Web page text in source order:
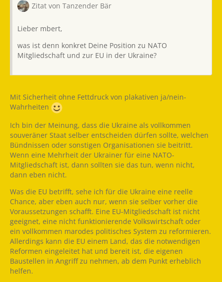
Zitat von Tanzender Bär
Lieber mbert,
was ist denn konkret Deine Position zu NATO
Mitgliedschaft und zur EU in der Ukraine?
Mit Sicherheit ohne Fettdruck von plakativen ja/nein-
Wahrheiten
Ich bin der Meinung, dass die Ukraine als vollkommen
souveräner Staat selber entscheiden dürfen sollte, welchen
Bündnissen oder sonstigen Organisationen sie beitritt.
Wenn eine Mehrheit der Ukrainer für eine NATO-
Mitgliedschaft ist, dann sollten sie das tun, wenn nicht,
dann eben nicht.
Was die EU betrifft, sehe ich für die Ukraine eine reelle
Chance, aber eben auch nur, wenn sie selber vorher die
Voraussetzungen schafft. Eine EU-Mitgliedschaft ist nicht
geeignet, eine nicht funktionierende Volkswirtschaft oder
ein vollkommen marodes politisches System zu reformieren.
Allerdings kann die EU einem Land, das die notwendigen
Reformen eingeleitet hat und bereit ist, die eigenen
Baustellen in Angriff zu nehmen, ab dem Punkt erheblich
helfen.